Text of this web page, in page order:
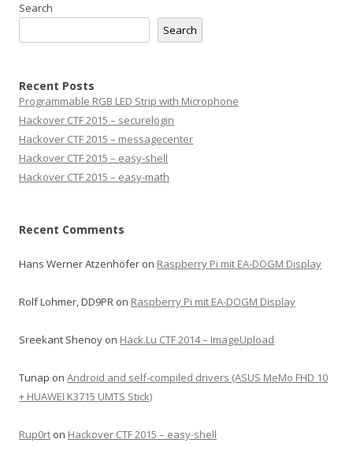
Search
Search
Recent Posts
Programmable RGB LED Strip with Microphone
Hackover CTF 2015 – securelogin
Hackover CTF 2015 – messagecenter
Hackover CTF 2015 – easy-shell
Hackover CTF 2015 – easy-math
Recent Comments
Hans Werner Atzenhöfer on Raspberry Pi mit EA-DOGM Display
Rolf Lohmer, DD9PR on Raspberry Pi mit EA-DOGM Display
Sreekant Shenoy on Hack.Lu CTF 2014 – ImageUpload
Tunap on Android and self-compiled drivers (ASUS MeMo FHD 10
+ HUAWEI K3715 UMTS Stick)
Rup0rt on Hackover CTF 2015 – easy-shell